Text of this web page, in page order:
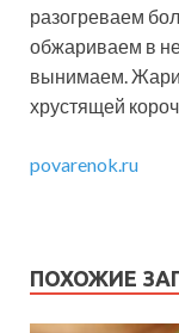
разогреваем
обжариваем в
вынимаем.
хрустящей
povarenok.ru
ПОХОЖИЕ